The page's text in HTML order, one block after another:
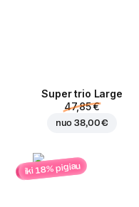
Super trio Large
47,85 €
nuo38,00 €
iki 18% pigiau